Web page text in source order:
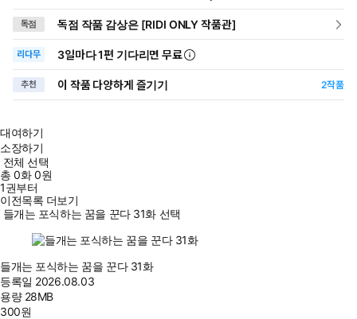
독점 독점 작품 감상은 [RIDI ONLY 작품관]
리다무 3일마다1편 기다리면 무료
추천 이 작품 다양하게 즐기기 2작품
대여하기
소장하기
전체 선택
총0화0원
1권부터
이전목록 더보기
들개는 포식하는 꿈을 꾼다 31화 선택
들개는 포식하는 꿈을 꾼다 31화
등록일 2026.08.03
용량 28MB
300원